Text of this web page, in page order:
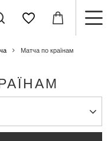
Матча по країнам